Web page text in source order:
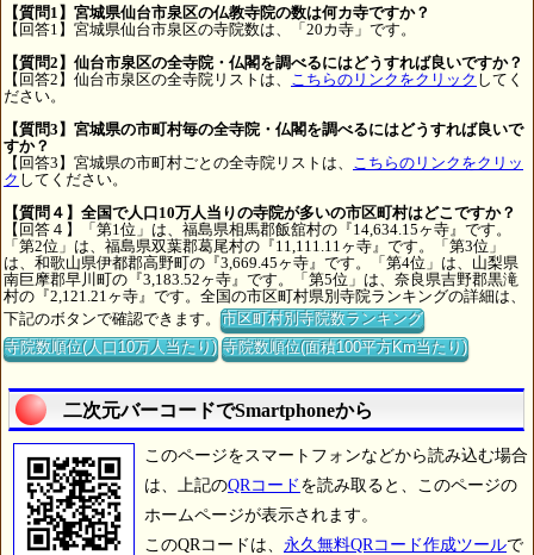
【質問1】宮城県仙台市泉区の仏教寺院の数は何カ寺ですか？
【回答1】宮城県仙台市泉区の寺院数は、「20カ寺」です。
【質問2】仙台市泉区の全寺院・仏閣を調べるにはどうすれば良いですか？
【回答2】仙台市泉区の全寺院リストは、
こちらのリンクをクリック してく
ださい。
【質問3】宮城県の市町村毎の全寺院・仏閣を調べるにはどうすれば良いで
すか？
【回答3】宮城県の市町村ごとの全寺院リストは、
こちらのリンクをクリッ
ク してください。
【質問４】全国で人口10万人当りの寺院が多いの市区町村はどこですか？
【回答４】「第1位」は、福島県相馬郡飯舘村の『14,634.15ヶ寺』です。
「第2位」は、福島県双葉郡葛尾村の『11,111.11ヶ寺』です。「第3位」
は、和歌山県伊都郡高野町の『3,669.45ヶ寺』です。「第4位」は、山梨県
南巨摩郡早川町の『3,183.52ヶ寺』です。「第5位」は、奈良県吉野郡黒滝
村の『2,121.21ヶ寺』です。全国の市区町村県別寺院ランキングの詳細は、
下記のボタンで確認できます。市区町村別寺院数ランキング
寺院数順位(人口10万人当たり) 寺院数順位(面積100平方Km当たり)
二次元バーコードでSmartphoneから
このページをスマートフォンなどから読み込む場合
は、上記のQRコード を読み取ると、このページの
ホームページが表示されます。
このQRコードは、 永久無料QRコード作成ツールで